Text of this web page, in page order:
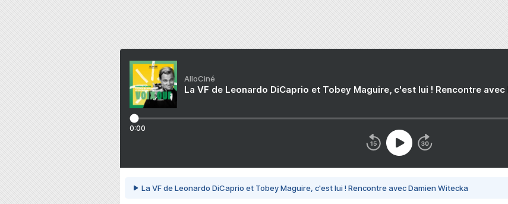
AlloCiné
La VF de Leonardo DiCaprio et Tobey Maguire, c'est lui ! Rencontre avec
0:00
La VF de Leonardo DiCaprio et Tobey Maguire, c'est lui ! Rencontre avec Damien Witecka